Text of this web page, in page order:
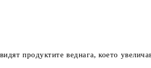
продуктите веднага, което